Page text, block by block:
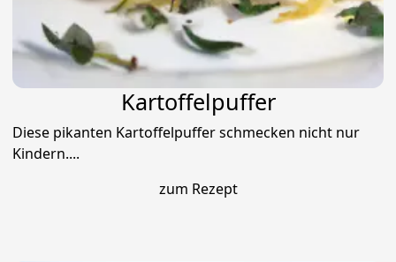
Kartoffelpuffer
Diese pikanten Kartoffelpuffer schmecken nicht nur
Kindern....
zum Rezept